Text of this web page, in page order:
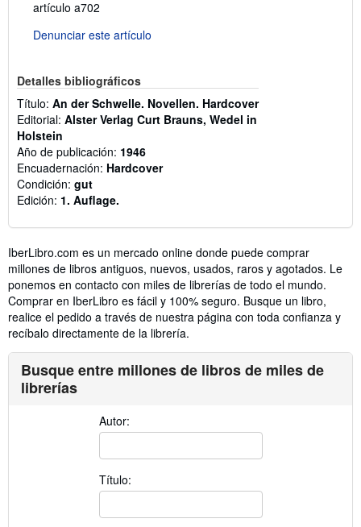
artículo a702
Denunciar este artículo
Detalles bibliográficos
Título: An der Schwelle. Novellen. Hardcover
Editorial: Alster Verlag Curt Brauns, Wedel in
Holstein
Año de publicación: 1946
Encuadernación: Hardcover
Condición: gut
Edición: 1. Auflage.
IberLibro.com es un mercado online donde puede comprar
millones de libros antiguos, nuevos, usados, raros y agotados. Le
ponemos en contacto con miles de librerías de todo el mundo.
Comprar en IberLibro es fácil y 100% seguro. Busque un libro,
realice el pedido a través de nuestra página con toda confianza y
recíbalo directamente de la librería.
Busque entre millones de libros de miles de
librerías
Autor:
Título: